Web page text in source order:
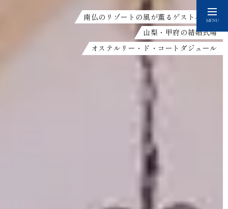
MENU
南仏のリゾートの風が薫るゲストハウス
山梨・甲府の結婚式場
オステルリー・ド・コートダジュール